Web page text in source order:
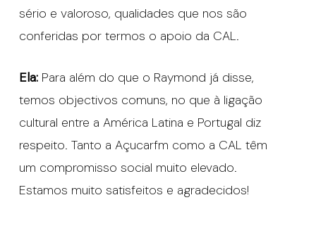
sério e valoroso, qualidades que nos são
conferidas por termos o apoio da CAL.
Ela: Para além do que o Raymond já disse,
temos objectivos comuns, no que à ligação
cultural entre a América Latina e Portugal diz
respeito. Tanto a Açucarfm como a CAL têm
um compromisso social muito elevado.
Estamos muito satisfeitos e agradecidos!